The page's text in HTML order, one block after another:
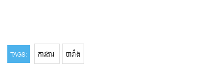
TAGS: ការងារ បារាំង